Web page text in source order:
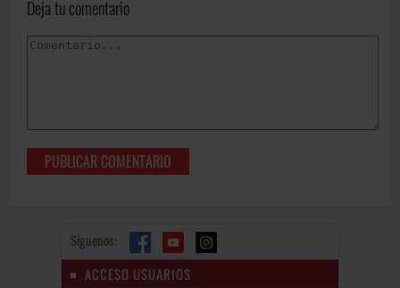
Deja tu comentario
Síguenos:
ACCESO USUARIOS